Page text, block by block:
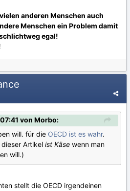
anderen Menschen auch
Menschen ein Problem damit
egal!
von Morbo:
will. für die OECD ist es wahr.
Artikel ist Käse wenn man
will.)
stellt die OECD irgendeinen